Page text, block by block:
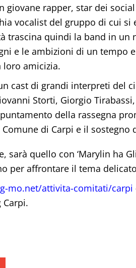
giovane rapper, star dei
vocalist del gruppo di cui si
trascina quindi la band in un
e le ambizioni di un tempo
loro amicizia.
cast di grandi interpreti del
Storti, Giorgio
della rassegna
di Carpi e il sostegno
sarà quello con ‘Marylin ha
per affrontare il tema
mo.net/attivita-comitati/carpi
Carpi.